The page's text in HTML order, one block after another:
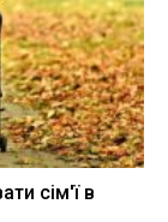
сім'ї в